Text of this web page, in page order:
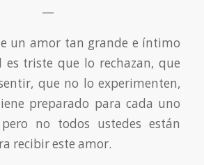
—
un amor tan grande e íntimo
es triste que lo rechazan, que
que no lo experimenten,
preparado para cada uno
no todos ustedes están
recibir este amor.